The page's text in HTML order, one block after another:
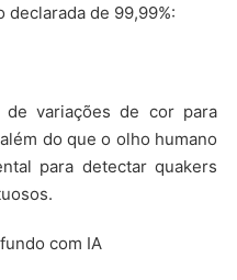
declarada de 99,99%:
variações de cor para
do que o olho humano
para detectar quakers
com IA